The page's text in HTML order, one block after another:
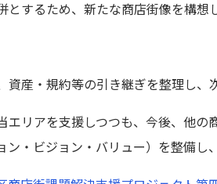
とするため、新たな商店街像を構
資産・規約等の引き継ぎを整理し
エリアを支援しつつも、今後、他
ン・ビジョン・バリュー）を整備